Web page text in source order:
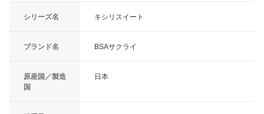
シリーズ名 キシリスイート
ブランド名 BSAサクライ
原産国／製造
国
日本